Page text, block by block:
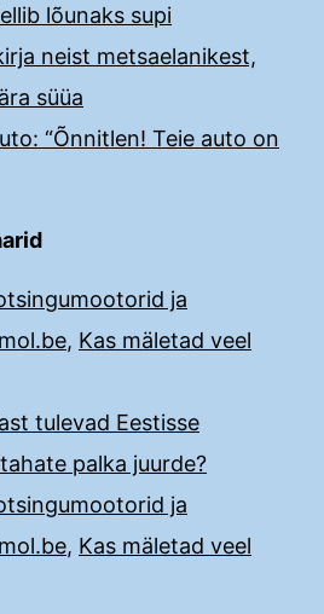
lõunaks supi
neist metsaelanikest,
süüa
“Õnnitlen! Teie auto on
ja
, Kas mäletad veel
tulevad Eestisse
palka juurde?
ja
, Kas mäletad veel